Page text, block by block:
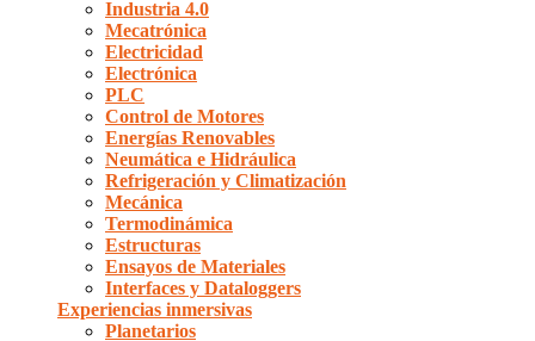
Industria 4.0
Mecatrónica
Electricidad
Electrónica
PLC
Control de Motores
Energías Renovables
Neumática e Hidráulica
Refrigeración y Climatización
Mecánica
Termodinámica
Estructuras
Ensayos de Materiales
Interfaces y Dataloggers
Experiencias inmersivas
Planetarios